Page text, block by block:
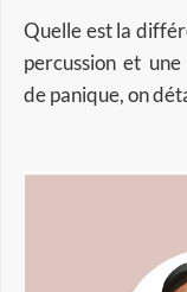
Quelle est la
percussion et une
de panique, on